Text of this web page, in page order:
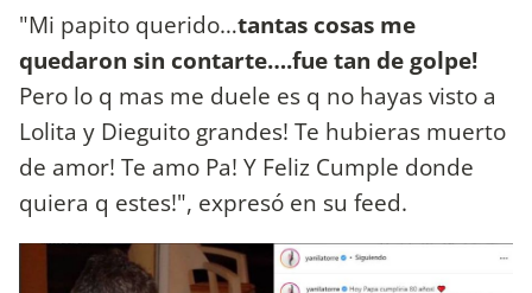
"Mi papito querido…tantas cosas me
quedaron sin contarte….fue tan de golpe!
Pero lo q mas me duele es q no hayas visto a
Lolita y Dieguito grandes! Te hubieras muerto
de amor! Te amo Pa! Y Feliz Cumple donde
quiera q estes!", expresó en su feed.